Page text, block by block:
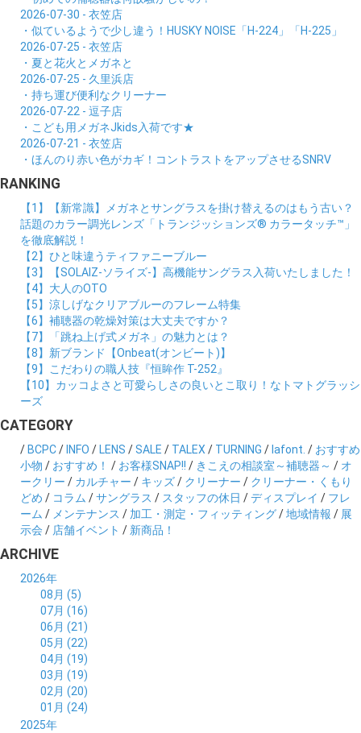
2026-07-30 - 衣笠店
・似ているようで少し違う！HUSKY NOISE「H-224」「H-225」
2026-07-25 - 衣笠店
・夏と花火とメガネと
2026-07-25 - 久里浜店
・持ち運び便利なクリーナー
2026-07-22 - 逗子店
・こども用メガネJkids入荷です★
2026-07-21 - 衣笠店
・ほんのり赤い色がカギ！コントラストをアップさせるSNRV
RANKING
【1】【新常識】メガネとサングラスを掛け替えるのはもう古い？
話題のカラー調光レンズ「トランジッションズ® カラータッチ™」
を徹底解説！
【2】ひと味違うティファニーブルー
【3】【SOLAIZ-ソライズ-】高機能サングラス入荷いたしました！
【4】大人のOTO
【5】涼しげなクリアブルーのフレーム特集
【6】補聴器の乾燥対策は大丈夫ですか？
【7】「跳ね上げ式メガネ」の魅力とは？
【8】新ブランド【Onbeat(オンビート)】
【9】こだわりの職人技『恒眸作 T-252』
【10】カッコよさと可愛らしさの良いとこ取り！なトマトグラッシ
ーズ
CATEGORY
/ BCPC/ INFO / LENS /SALE / TALEX / TURNING / lafont. / おすすめ
小物 / おすすめ！ / お客様SNAP!! / きこえの相談室～補聴器～ / オ
ークリー / カルチャー / キッズ/ クリーナー / クリーナー・くもり
どめ / コラム /サングラス / スタッフの休日 /ディスプレイ / フレ
ーム / メンテナンス / 加工・測定・フィッティング/地域情報 / 展
示会 / 店舗イベント / 新商品！
ARCHIVE
2026年
08月 (5)
07月 (16)
06月 (21)
05月 (22)
04月 (19)
03月 (19)
02月 (20)
01月 (24)
2025年